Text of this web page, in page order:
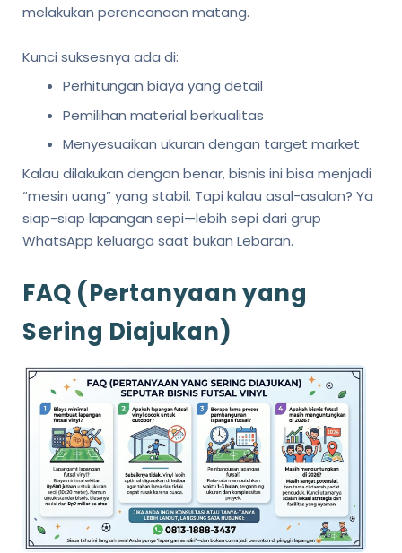
melakukan perencanaan matang.
Kunci suksesnya ada di:
Perhitungan biaya yang detail
Pemilihan material berkualitas
Menyesuaikan ukuran dengan target market
Kalau dilakukan dengan benar, bisnis ini bisa menjadi
“mesin uang” yang stabil. Tapi kalau asal-asalan? Ya
siap-siap lapangan sepi—lebih sepi dari grup
WhatsApp keluarga saat bukan Lebaran.
FAQ (Pertanyaan yang
Sering Diajukan)